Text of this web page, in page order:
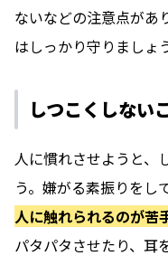
ないなどの注意点があ
はしっかり守りましょ
しつこくしない
人に慣れさせようと、
う。嫌がる素振りをし
人に触れられるのが苦
パタパタさせたり、耳